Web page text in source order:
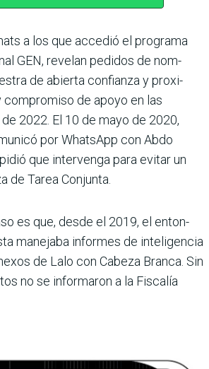
a los que accedió el programa
GEN, revelan pedidos de nom­
de abierta confianza y proxi­
compro­miso de apoyo en las
2022. El 10 de mayo de 2020,
por WhatsApp con Abdo
que intervenga para evitar un
de Tarea Conjunta.
es que, desde el 2019, el enton­
mane­jaba informes de inteligen­cia
de Lalo con Cabeza Branca. Sin
no se informaron a la Fiscalía